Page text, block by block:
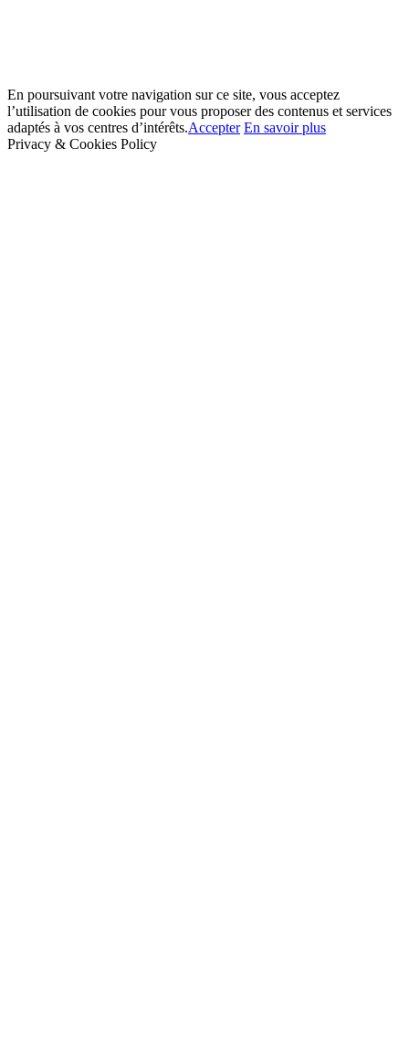
En poursuivant votre navigation sur ce site, vous acceptez
l’utilisation de cookies pour vous proposer des contenus et services
adaptés à vos centres d’intérêts.Accepter En savoir plus
Privacy & Cookies Policy